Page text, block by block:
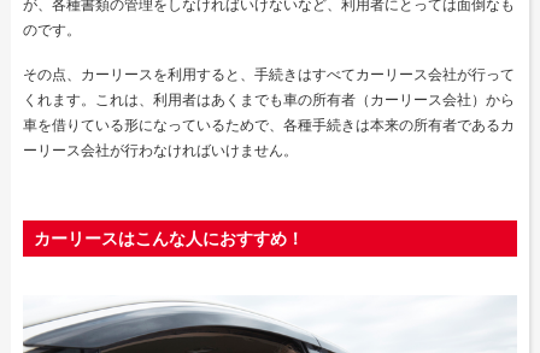
のです。
その点、カーリースを利用すると、手続きはすべてカーリース会社が行って
くれます。これは、利用者はあくまでも車の所有者（カーリース会社）から
車を借りている形になっているためで、各種手続きは本来の所有者であるカ
ーリース会社が行わなければいけません。
カーリースはこんな人におすすめ！